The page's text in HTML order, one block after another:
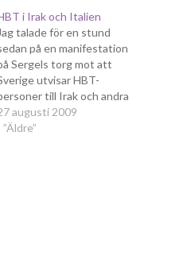
i Irak och Italien
Jag talade för en stund
på en manifestation
Sergels torg mot att
utvisar HBT-
till Irak och andra
där homosexualitet är
Det var en bra
augusti 2009
”Äldre”